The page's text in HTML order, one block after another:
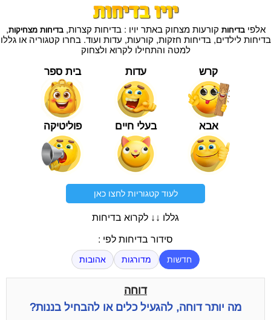
אלפיבדיחות קורעות מצחוק באתר יויו : בדיחות קצרות,בדיחות מצחיקות,
בדיחות לילדים, בדיחות חזקות, קורעות, עדות ועוד. בחרו קטגוריה או גללו
למטה והתחילו לקרוא ולצחוק
קרש עדות בית ספר
אבא בעלי חיים פוליטיקה
לעוד קטגוריות לחצו כאן
גללו ↓↓ לקרוא בדיחות
סידור בדיחות לפי :
חדשות מדורגות אהובות
דוחה
מה יותר דוחה, להגעיל כלים או להבחיל בננות?